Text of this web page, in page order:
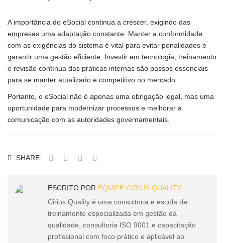
A importância do eSocial continua a crescer, exigindo das
empresas uma adaptação constante. Manter a conformidade
com as exigências do sistema é vital para evitar penalidades e
garantir uma gestão eficiente. Investir em tecnologia, treinamento
e revisão contínua das práticas internas são passos essenciais
para se manter atualizado e competitivo no mercado.
Portanto, o eSocial não é apenas uma obrigação legal, mas uma
oportunidade para modernizar processos e melhorar a
comunicação com as autoridades governamentais.
SHARE:
ESCRITO POR EQUIPE CIRIUS QUALITY
Cirius Quality é uma consultoria e escola de
treinamento especializada em gestão da
qualidade, consultoria ISO 9001 e capacitação
profissional com foco prático e aplicável ao